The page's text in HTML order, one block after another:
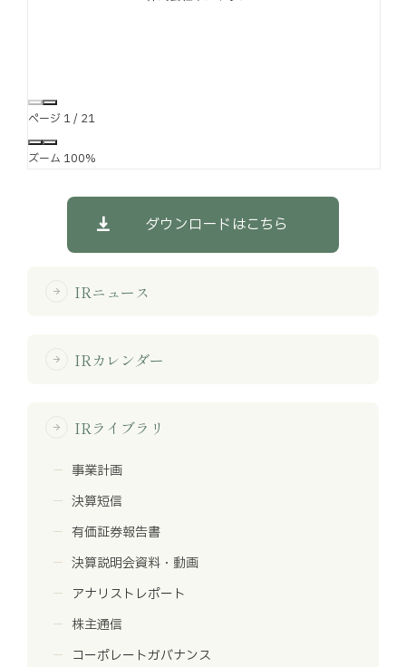
ページ 1/ 21
ズーム 100%
ダウンロードはこちら
arrow_forward IRニュース
arrow_forward IRカレンダー
arrow_forward IRライブラリ
事業計画
決算短信
有価証券報告書
決算説明会資料・動画
アナリストレポート
株主通信
コーポレートガバナンス